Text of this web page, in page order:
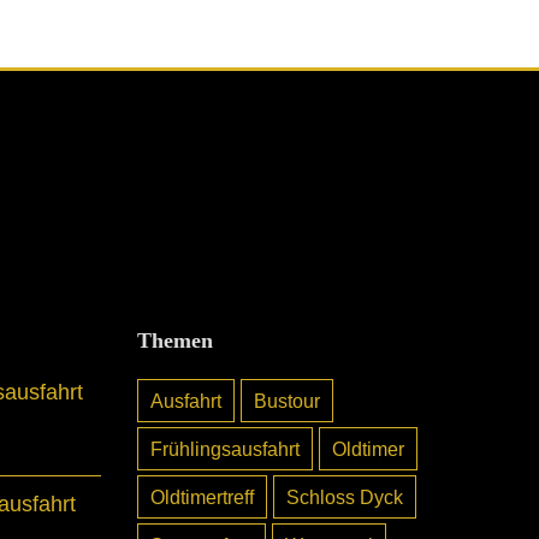
Themen
Ausfahrt Bustour
Frühlingsausfahrt Oldtimer
Oldtimertreff Schloss Dyck